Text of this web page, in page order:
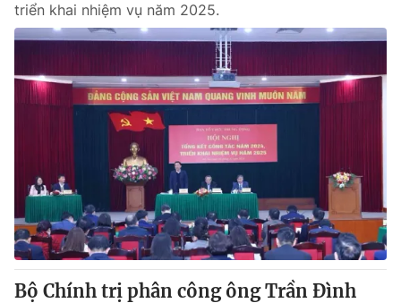
triển khai nhiệm vụ năm 2025.
Bộ Chính trị phân công ông Trần Đình